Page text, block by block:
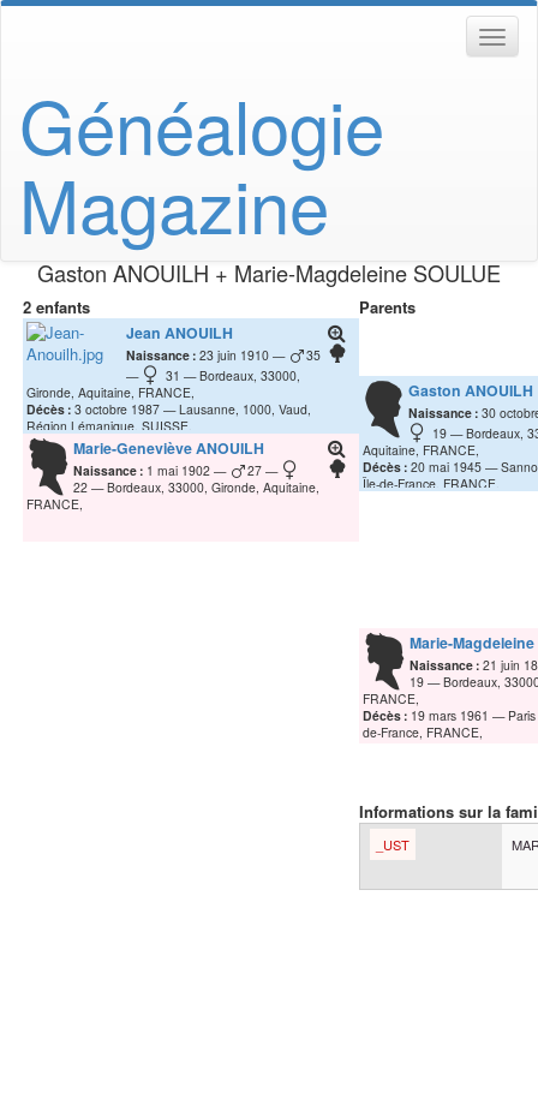
Généalogie
Magazine
GastonANOUILH+Marie-MagdeleineSOULUE
2 enfants
Jean ANOUILH
Naissance : 23 juin 1910
35
31
Bordeaux, 33000,
Gironde, Aquitaine, FRANCE,
Décès : 3 octobre 1987
Lausanne, 1000, Vaud,
Région Lémanique, SUISSE,
Marie-GenevièveANOUILH
Naissance : 1 mai 1902
27
22
Bordeaux, 33000, Gironde, Aquitaine,
FRANCE,
Parents
Gaston ANOUILH
Naissance : 30
19
Bordeaux,
Aquitaine, FRANCE,
Décès : 20 mai 1945
Île-de-France, FRANCE,
Marie-Magdeleine
Naissance : 21 juin
19
Bordeaux,
FRANCE,
Décès : 19 mars 1961
de-France, FRANCE,
Informations sur la
_UST